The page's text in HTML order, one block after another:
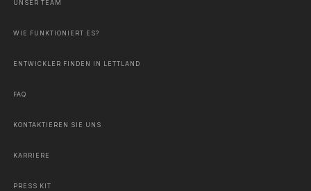
UNSER TEAM
WIE FUNKTIONIERT ES?
ENTWICKLER FINDEN IN LETTLAND
FAQ
KONTAKTIEREN SIE UNS
KARRIERE
PRESS KIT